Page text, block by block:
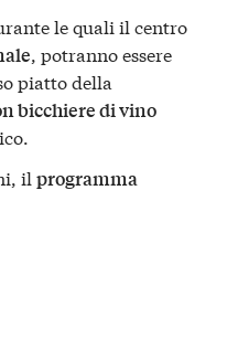
le quali il centro
, potranno essere
piatto della
bicchiere di vino
il programma